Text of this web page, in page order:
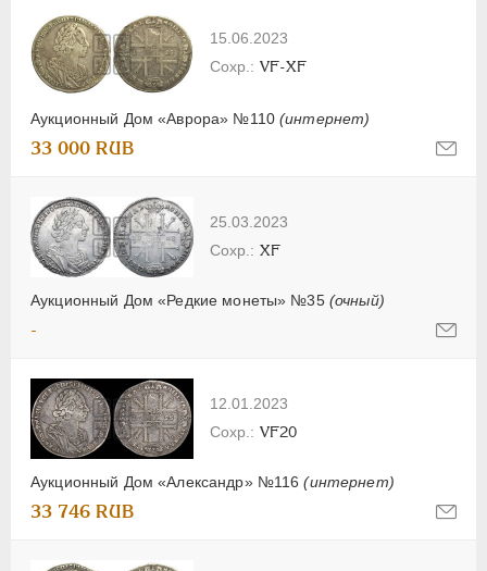
15.06.2023
Аукционный Дом «Аврора» №110(интернет)
VF-XF
33 000 RUB
25.03.2023
Аукционный Дом «Редкие монеты» №35 (очный)
XF
-
12.01.2023
Аукционный Дом «Александр» №116(интернет)
VF20
33 746 RUB